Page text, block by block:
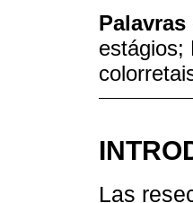
Palavras
estágios;
Las